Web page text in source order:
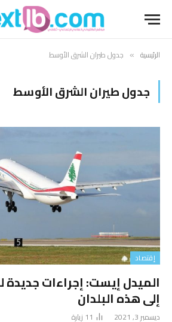
الرئيسية » جدول طيران الشرق الأوسط
جدول طيران الشرق الأوسط
إقتصاد
الميدل إيست: إجراءات جديدة
إلى هذه البلدان
ديسمبر 3, 2021 11 زيارة